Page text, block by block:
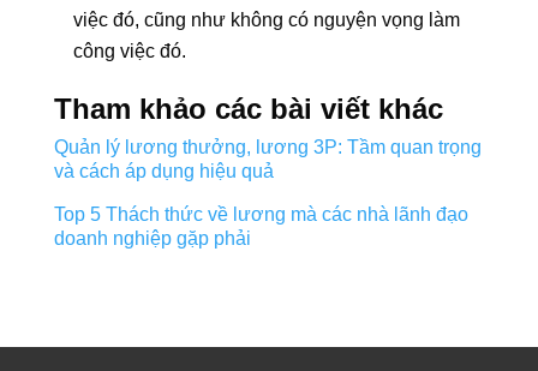
việc đó, cũng như không có nguyện vọng làm
công việc đó.
Tham khảo các bài viết khác
Quản lý lương thưởng, lương 3P: Tầm quan trọng
và cách áp dụng hiệu quả
Top 5 Thách thức về lương mà các nhà lãnh đạo
doanh nghiệp gặp phải